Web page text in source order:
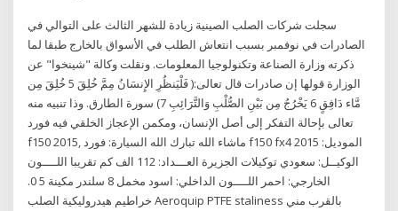
سجلت شركات الصلب الصينية زيادة للشهر الثالث على التوالي في
الصادرات في نوفمبر بسبب انتعاش الطلب في الأسواق بالخارج طبقا لما
ذكرته وزارة الصناعة وتكنولوجيا المعلومات. ونقلت وكالة "شينخوا" عن
الوزارة قولها إن صادرات قال تعالى:( فَلْيَنظُرِ الإِنسَانُ مِمَّ خُلِقَ 5 خُلِقَ مِن
مَّاء دَافِقٍ 6 يَخْرُجُ مِن بَيْنِ الصُّلْبِ وَالتَّرَائِبِ 7) سورة الطارق. وذا تنبيه منه
تعالى بإحالة التفكر إلى أصل الإنسان، ومكمن الإعجاز الخلقي فيه فورد
f150 2015, ماشاء الله تبارك الله السيارة: فورد f150 fx4 الموديل: 2015
الوكيــل: سعودي توكيلات الجزيرة العـــداد: 112 الف كم تقريبا اللــــون
الخارجي: احمر اللــــون الداخلي: اسود مخمل 8 سلندر مكينة 5 0.
خراطيم هيدروليكية الصلب Aeroquip PTFE staliness بالقرب مني